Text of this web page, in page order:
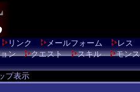
リンク メールフォーム
レス
ン クエスト スキル
モン
プ表示